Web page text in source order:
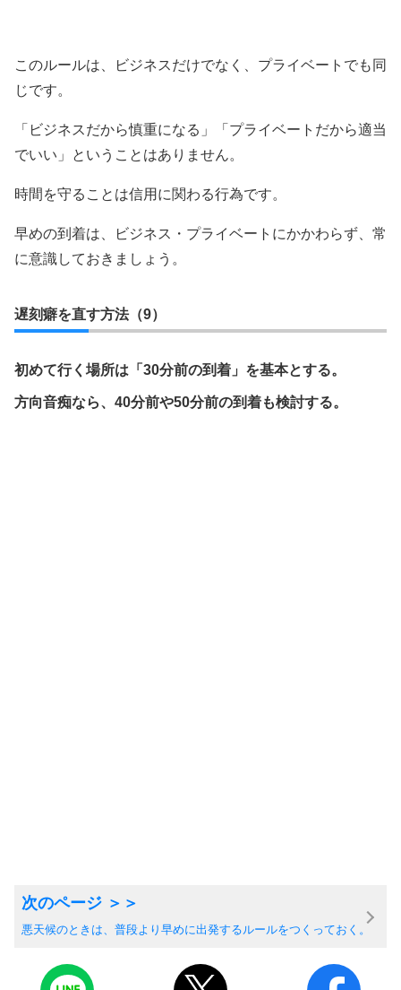
このルールは、ビジネスだけでなく、プライベートでも同
じです。
「ビジネスだから慎重になる」「プライベートだから適当
でいい」ということはありません。
時間を守ることは信用に関わる行為です。
早めの到着は、ビジネス・プライベートにかかわらず、常
に意識しておきましょう。
遅刻癖を直す方法（9）
初めて行く場所は「30分前の到着」を基本とする。
方向音痴なら、40分前や50分前の到着も検討する。
悪天候のときは、普段より早めに出発するルールをつくっておく。